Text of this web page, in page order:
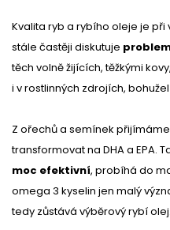
Kvalita ryb a rybího oleje je
stále častěji diskutuje
těch volně žijících, těžkými
i v rostlinných zdrojích,
Z ořechů a semínek
transformovat na DHA a EPA.
moc efektivní, probíhá do
omega 3 kyselin jen malý
tedy zůstává výběrový rybí olej.